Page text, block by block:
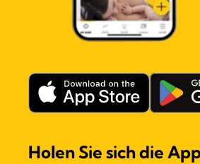
Holen Sie sich die